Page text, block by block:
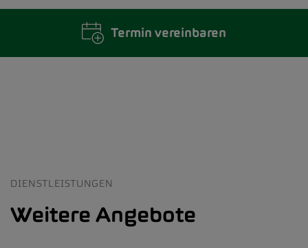
Termin vereinbaren
DIENSTLEISTUNGEN
Weitere Angebote